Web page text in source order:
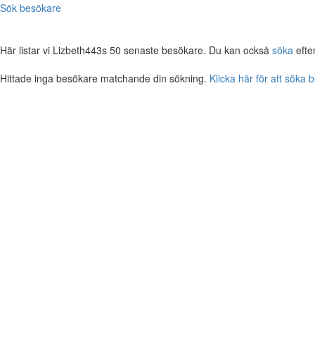
Sök besökare
Här listar vi Lizbeth443s 50 senaste besökare. Du kan också söka
Hittade inga besökare matchande din sökning. Klicka här för att söka